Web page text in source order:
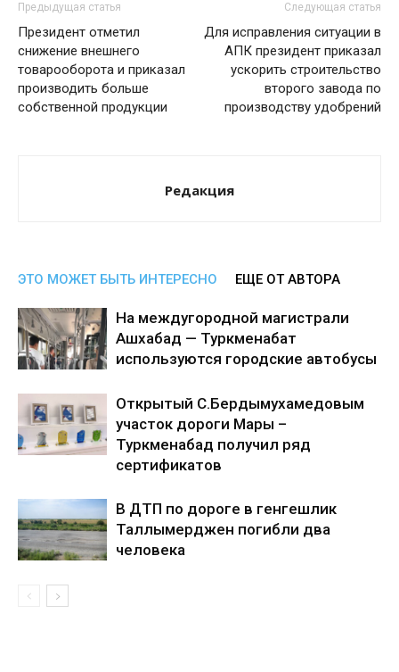
Предыдущая статья
Президент отметил
снижение внешнего
товарооборота и приказал
производить больше
собственной продукции
Следующая статья
Для исправления ситуации в
АПК президент приказал
ускорить строительство
второго завода по
производству удобрений
Редакция
ЭТО МОЖЕТ БЫТЬ ИНТЕРЕСНО ЕЩЕ ОТ АВТОРА
На междугородной магистрали
Ашхабад — Туркменабат
используются городские автобусы
Открытый С.Бердымухамедовым
участок дороги Мары –
Туркменабад получил ряд
сертификатов
В ДТП по дороге в генгешлик
Таллымерджен погибли два
человека